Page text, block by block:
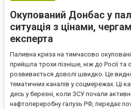
Окупований Донбас у
ситуація з цінами,
експерта
Паливна криза на тимчасово
прийшла трохи пізніше, ніж до Росії
розвивається доволі швидко. Це
тематичних каналів у соцмережах. Ці
десь у березні, коли ЗСУ почали
нафтопереробну галузь РФ, передає